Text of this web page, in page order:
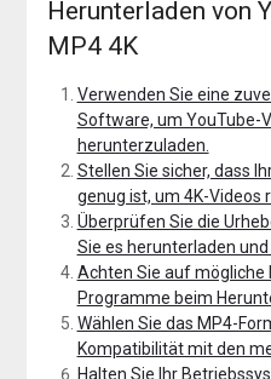
Herunterladen von
MP4 4K
Verwenden Sie eine
Software, um YouTube-
herunterzuladen.
Stellen Sie sicher, dass
genug ist, um 4K-Videos
Überprüfen Sie die
Sie es herunterladen und
Achten Sie auf
Programme beim
Wählen Sie das MP4-
Kompatibilität mit den
Halten Sie Ihr